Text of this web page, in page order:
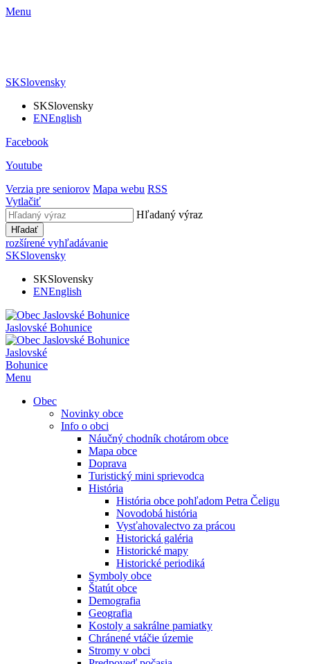
Menu
SKSlovensky
SKSlovensky
ENEnglish
Facebook
Youtube
Verzia pre seniorov Mapa webu RSS
Vytlačiť
Hľadaný výraz
Hľadať
rozšírené vyhľadávanie
SKSlovensky
SKSlovensky
ENEnglish
Jaslovské Bohunice
Jaslovské
Bohunice
Menu
Obec
Novinky obce
Info o obci
Náučný chodník chotárom obce
Mapa obce
Doprava
Turistický mini sprievodca
História
História obce pohľadom Petra Čeligu
Novodobá história
Vysťahovalectvo za prácou
Historická galéria
Historické mapy
Historické periodiká
Symboly obce
Štatút obce
Demografia
Geografia
Kostoly a sakrálne pamiatky
Chránené vtáčie územie
Stromy v obci